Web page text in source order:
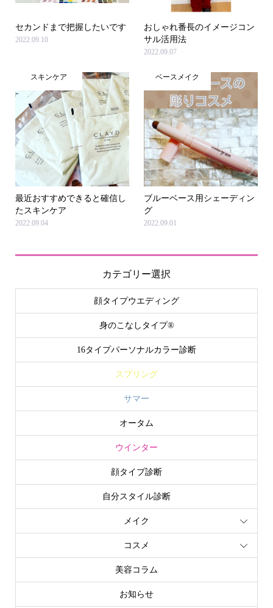
セカンドまで把握したいです
2022.09.10
おしゃれ番長のイメージコン
サル活用法
2022.09.07
スキンケア
最近おすすめできると確信し
たスキンケア
2022.09.04
ベースメイク
ブルーベース用シェーディン
グ
2022.09.01
カテゴリー選択
顔タイプウエディング
身のこなしタイプ®
16タイプパーソナルカラー診断
スプリング
サマー
オータム
ウインター
顔タイプ診断
自分スタイル診断
メイク
コスメ
美容コラム
お知らせ